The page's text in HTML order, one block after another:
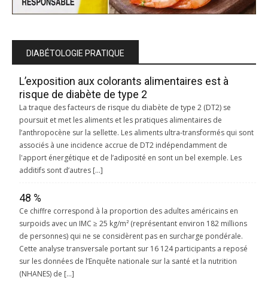
DIABÉTOLOGIE PRATIQUE
L’exposition aux colorants alimentaires est à
risque de diabète de type 2
La traque des facteurs de risque du diabète de type 2 (DT2) se
poursuit et met les aliments et les pratiques alimentaires de
l’anthropocène sur la sellette. Les aliments ultra-transformés qui sont
associés à une incidence accrue de DT2 indépendamment de
l'apport énergétique et de l’adiposité en sont un bel exemple. Les
additifs sont d’autres […]
48 %
Ce chiffre correspond à la proportion des adultes américains en
surpoids avec un IMC ≥ 25 kg/m² (représentant environ 182 millions
de personnes) qui ne se considèrent pas en surcharge pondérale.
Cette analyse transversale portant sur 16 124 participants a reposé
sur les données de l’Enquête nationale sur la santé et la nutrition
(NHANES) de […]